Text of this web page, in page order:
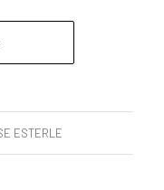
ESTERLE